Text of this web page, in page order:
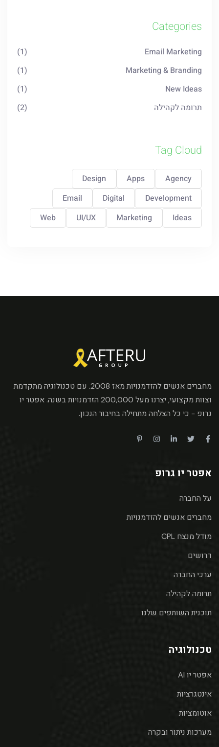
Categories
Email Marketing
(1)
Marketing & Branding
(1)
New Ideas
(1)
תרומה לקהילה
(2)
Tag Cloud
Agency
Apps
Design
Development
Digital
Email
Ideas
Marketing
UI/UX
Web
מחברים אנשים להזדמנויות מאז 2008. עם טכנולוגיה מתקדמת
וצוות מקצועי, יצרנו מעל 200,000 הזדמנויות בשנה. אפטר יו
גרופ - כי כל הצלחה מתחילה בחיבור הנכון.
אפטר יו גרופ
על החברה
מחברים אנשים להזדמנויות
מודל מנצח CPL
דרושים
ערכי החברה
תרומה לקהילה
תוכנית השותפים שלנו
טכנולוגיה
אפטר יו AI
אינטגרציות
אוטומציות
מערכות ניתור ובקרה